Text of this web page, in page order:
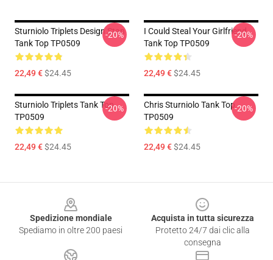
Sturniolo Triplets Design Stan
Tank Top TP0509
22,49 €$24.45
-20%
I Could Steal Your Girlfriend
Tank Top TP0509
22,49 €$24.45
-20%
Sturniolo Triplets Tank Top
TP0509
22,49 €$24.45
-20%
Chris Sturniolo Tank Top
TP0509
22,49 €$24.45
-20%
Spedizione mondiale
Spediamo in oltre 200 paesi
Acquista in tutta sicurezza
Protetto 24/7 dai clic alla
consegna